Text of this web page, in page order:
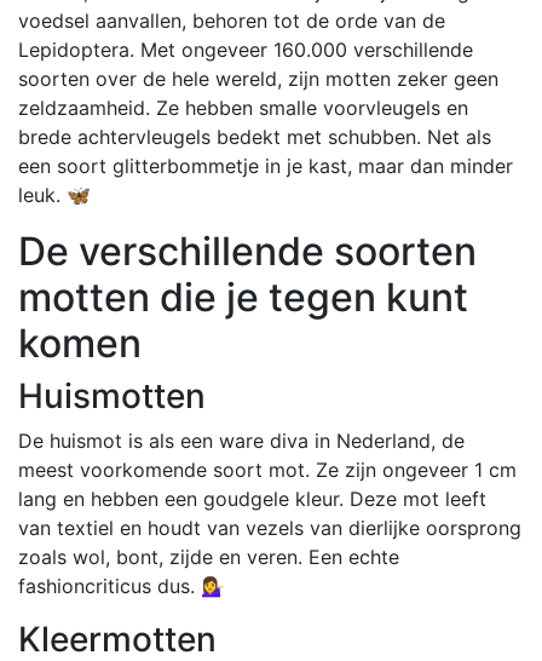
voedsel aanvallen, behoren tot de orde van de
Lepidoptera. Met ongeveer 160.000 verschillende
soorten over de hele wereld, zijn motten zeker geen
zeldzaamheid. Ze hebben smalle voorvleugels en
brede achtervleugels bedekt met schubben. Net als
een soort glitterbommetje in je kast, maar dan minder
leuk. 🦋
De verschillende soorten
motten die je tegen kunt
komen
Huismotten
De huismot is als een ware diva in Nederland, de
meest voorkomende soort mot. Ze zijn ongeveer 1 cm
lang en hebben een goudgele kleur. Deze mot leeft
van textiel en houdt van vezels van dierlijke oorsprong
zoals wol, bont, zijde en veren. Een echte
fashioncriticus dus. 💁‍♀️
Kleermotten